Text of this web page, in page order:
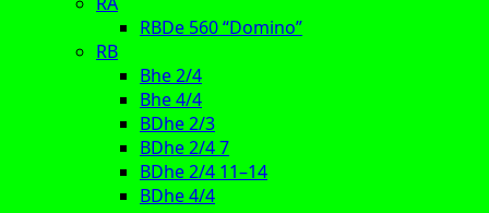
RBDe 560 “Domino”
RB
Bhe 2/4
Bhe 4/4
BDhe 2/3
BDhe 2/4 7
BDhe 2/4 11–14
BDhe 4/4